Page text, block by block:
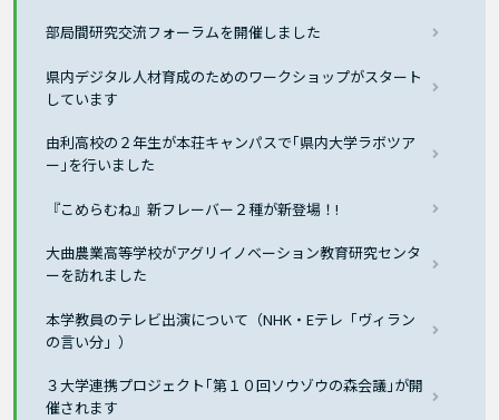
部局間研究交流フォーラムを開催しました
県内デジタル人材育成のためのワークショップがスタート
しています
由利高校の２年生が本荘キャンパスで｢県内大学ラボツア
ー｣を行いました
『こめらむね』新フレーバー２種が新登場！!
大曲農業高等学校がアグリイノベーション教育研究センタ
ーを訪れました
本学教員のテレビ出演について（NHK・Eテレ「ヴィラン
の言い分」）
３大学連携プロジェクト｢第１０回ソウゾウの森会議｣が開
催されます